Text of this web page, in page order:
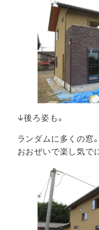
↓後ろ姿も。
ランダムに多くの窓
おおぜいで楽し気で